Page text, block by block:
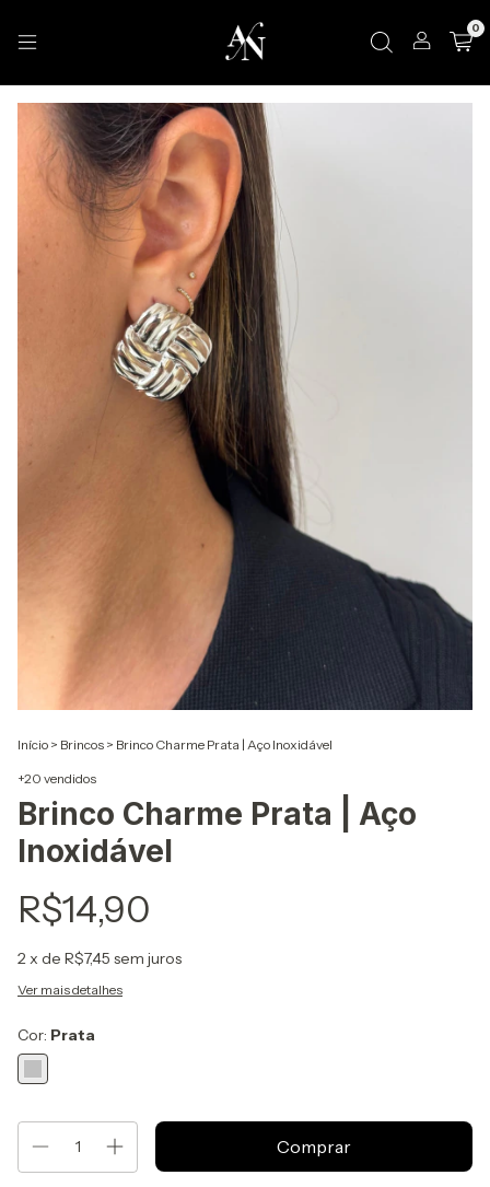
0
Início > Brincos > Brinco Charme Prata | Aço Inoxidável
+20 vendidos
Brinco Charme Prata | Aço
Inoxidável
R$14,90
2x de R$7,45 sem juros
Ver mais detalhes
Cor: Prata